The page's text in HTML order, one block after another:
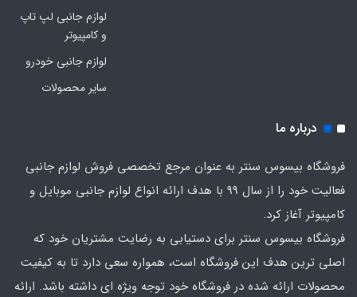
لوازم جانبی لپ تاپ
و کامپیوتر
لوازم جانبی خودرو
سایر محصولات
درباره ما
فروشگاه بیسوس سنتر به عنوان مرجع تخصصی فروش لوازم جانبی
فعالیت خود را از سال 99 با هدف ارائه انواع لوازم جانبی موبایل و
کامپیوتر آغاز کرد.
فروشگاه بیسوس سنتر برای دستیابی به رضایت مشتریان خود که
اصلی‌ ترین هدف این فروشگاه است، همواره سعی دارد تا به کیفیت
محصولات ارائه شده در فروشگاه خود توجه ویژه ای داشته باشد. ارائه